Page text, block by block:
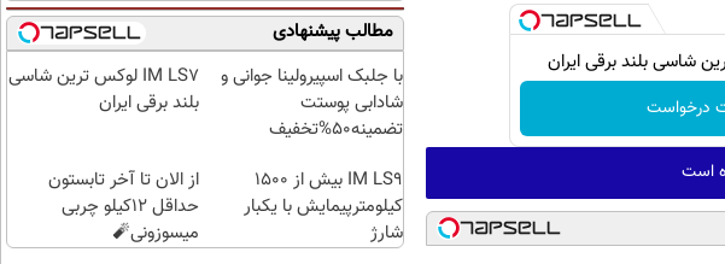
درخواست
است
مطالب پیشنهادی
با جلبک اسپیرولینا جوانی و
شادابی پوستت
تضمینه50%تخفیف
IM LS7 لوکس ترین شاسی
بلند برقی ایران
IM LS9 بیش از 1500
کیلومترپیمایش با یکبار
شارژ
از الان تا آخر تابستون
حداقل 12کیلو چربی
میسوزونی🧨